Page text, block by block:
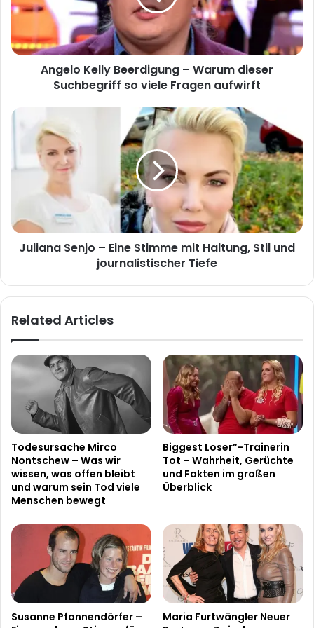
dieser
Suchbegriff
so
viele
Angelo Kelly Beerdigung – Warum dieser
Suchbegriff so viele Fragen aufwirft
Juliana
Stimme
Stil
und
journalistischer
Juliana Senjo – Eine Stimme mit Haltung, Stil und
journalistischer Tiefe
Related Articles
Todesursache Mirco
Nontschew – Was wir
wissen, was offen bleibt
und warum sein Tod viele
Menschen bewegt
Biggest Loser”-Trainerin
Tot – Wahrheit, Gerüchte
und Fakten im großen
Überblick
Susanne Pfannendörfer –
Maria Furtwängler Neuer